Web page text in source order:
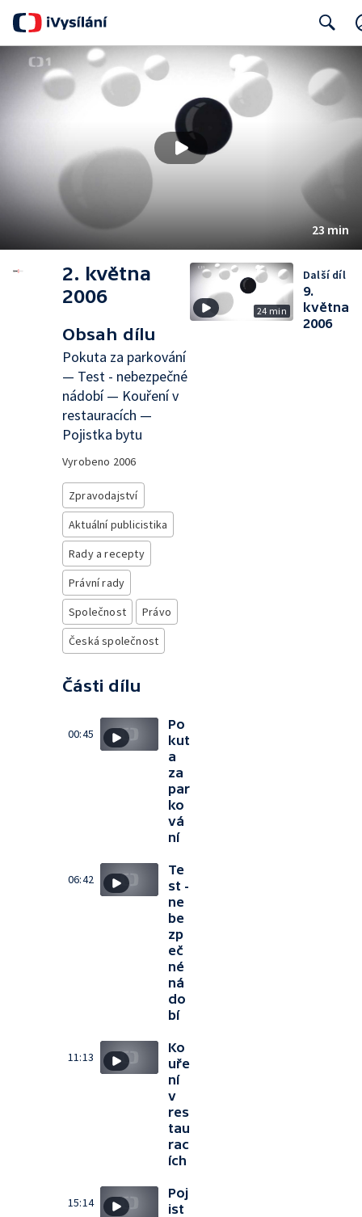
23 min
2. května
2006
Obsah dílu
Pokuta za parkování
— Test - nebezpečné
nádobí — Kouření v
restauracích —
Pojistka bytu
Vyrobeno 2006
Zpravodajství
Aktuální publicistika
Rady a recepty
Právní rady
Společnost
Právo
Česká společnost
Části dílu
00:45
Po
kut
a
za
par
ko
vá
ní
06:42
Te
st -
ne
be
zp
eč
né
ná
do
bí
11:13
Ko
uře
ní
v
res
tau
rac
ích
15:14
Poj
ist
24 min
Další díl
9.
května
2006